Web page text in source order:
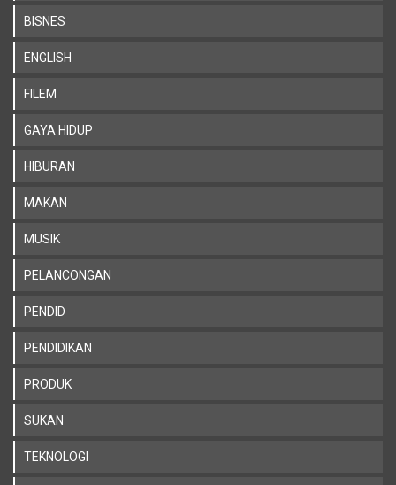
BISNES
ENGLISH
FILEM
GAYA HIDUP
HIBURAN
MAKAN
MUSIK
PELANCONGAN
PENDID
PENDIDIKAN
PRODUK
SUKAN
TEKNOLOGI